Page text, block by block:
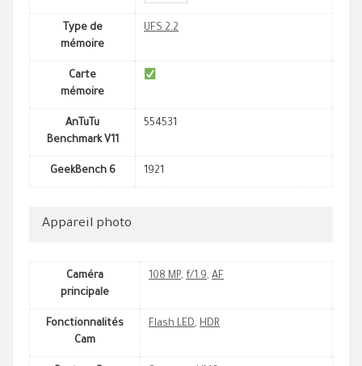
Type de
mémoire
UFS 2.2
Carte
mémoire
AnTuTu
Benchmark V11
554531
GeekBench 6 1921
Appareil photo
Caméra
principale
108 MP, f/1.9, AF
Fonctionnalités
Cam
Flash LED, HDR